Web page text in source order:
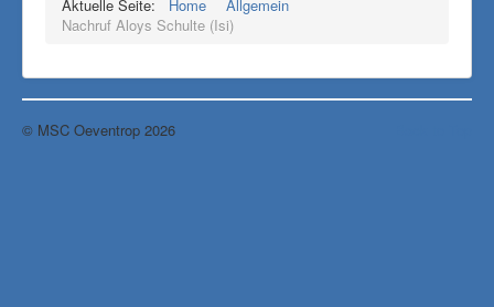
Aktuelle Seite: Home
Allgemein
Nachruf Aloys Schulte (Isi)
© MSC Oeventrop 2026